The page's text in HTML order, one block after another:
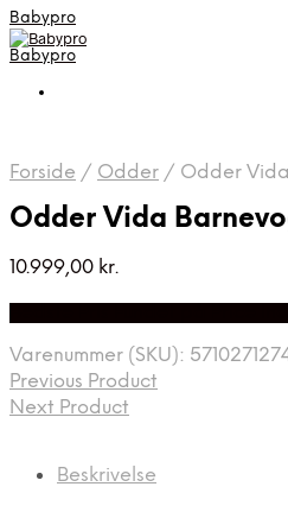
Babypro
Babypro
Forside / Odder / Odder
Odder Vida
10.999,00 kr.
Varenummer (SKU):
Previous Product
Next Product
Beskrivelse